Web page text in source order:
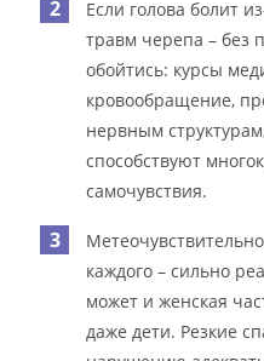
Если голова болит
травм черепа – без
обойтись: курсы
кровообращение,
нервным
способствуют
самочувствия.
каждого – сильно
может и женская
даже дети. Резкие